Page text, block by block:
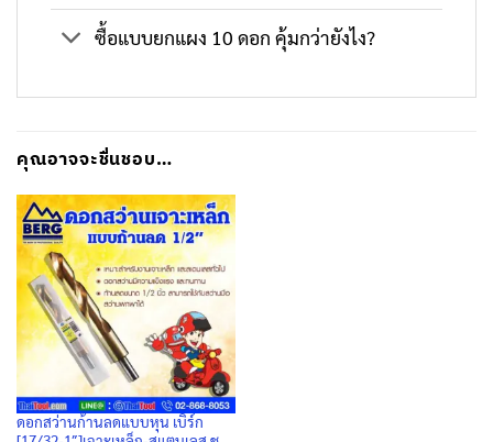
ซื้อแบบยกแผง 10 ดอก คุ้มกว่ายังไง?
คุณอาจจะชื่นชอบ…
ดอกสว่านก้านลดแบบหุน เบิร์ก